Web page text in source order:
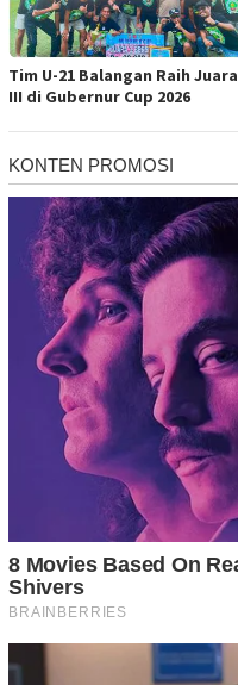
Tim U-21 Balangan Raih Juara
III di Gubernur Cup 2026